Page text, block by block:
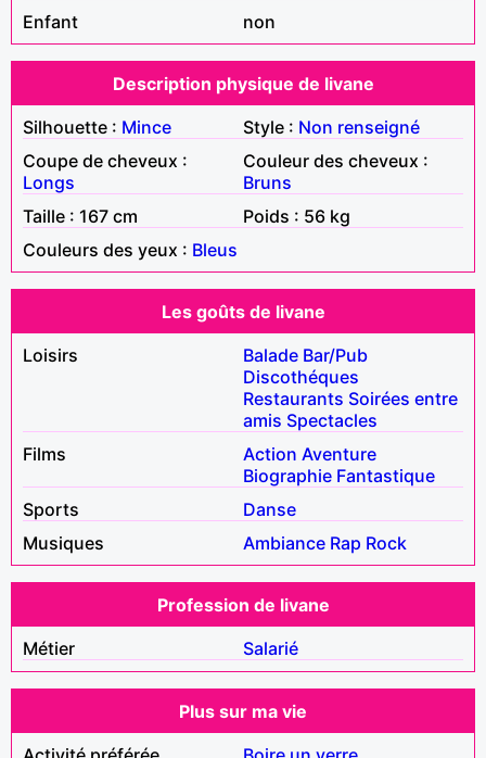
Enfant
non
Description physique de livane
Silhouette : Mince Style : Non renseigné
Coupe de cheveux :
Longs
Couleur des cheveux :
Bruns
Taille : 167 cm
Poids : 56 kg
Couleurs des yeux : Bleus
Les goûts de livane
Loisirs
Balade Bar/Pub
Discothéques
Restaurants Soirées entre
amis Spectacles
Films
Action Aventure
Biographie Fantastique
Sports
Danse
Musiques
Ambiance Rap Rock
Profession de livane
Métier
Salarié
Plus sur ma vie